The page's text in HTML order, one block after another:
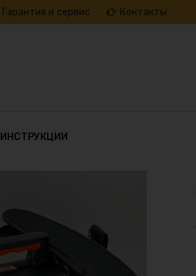
Гарантия и сервис Контакты
ИНСТРУКЦИИ